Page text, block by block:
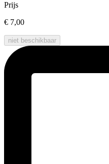
Prijs
€ 7,00
niet beschikbaar